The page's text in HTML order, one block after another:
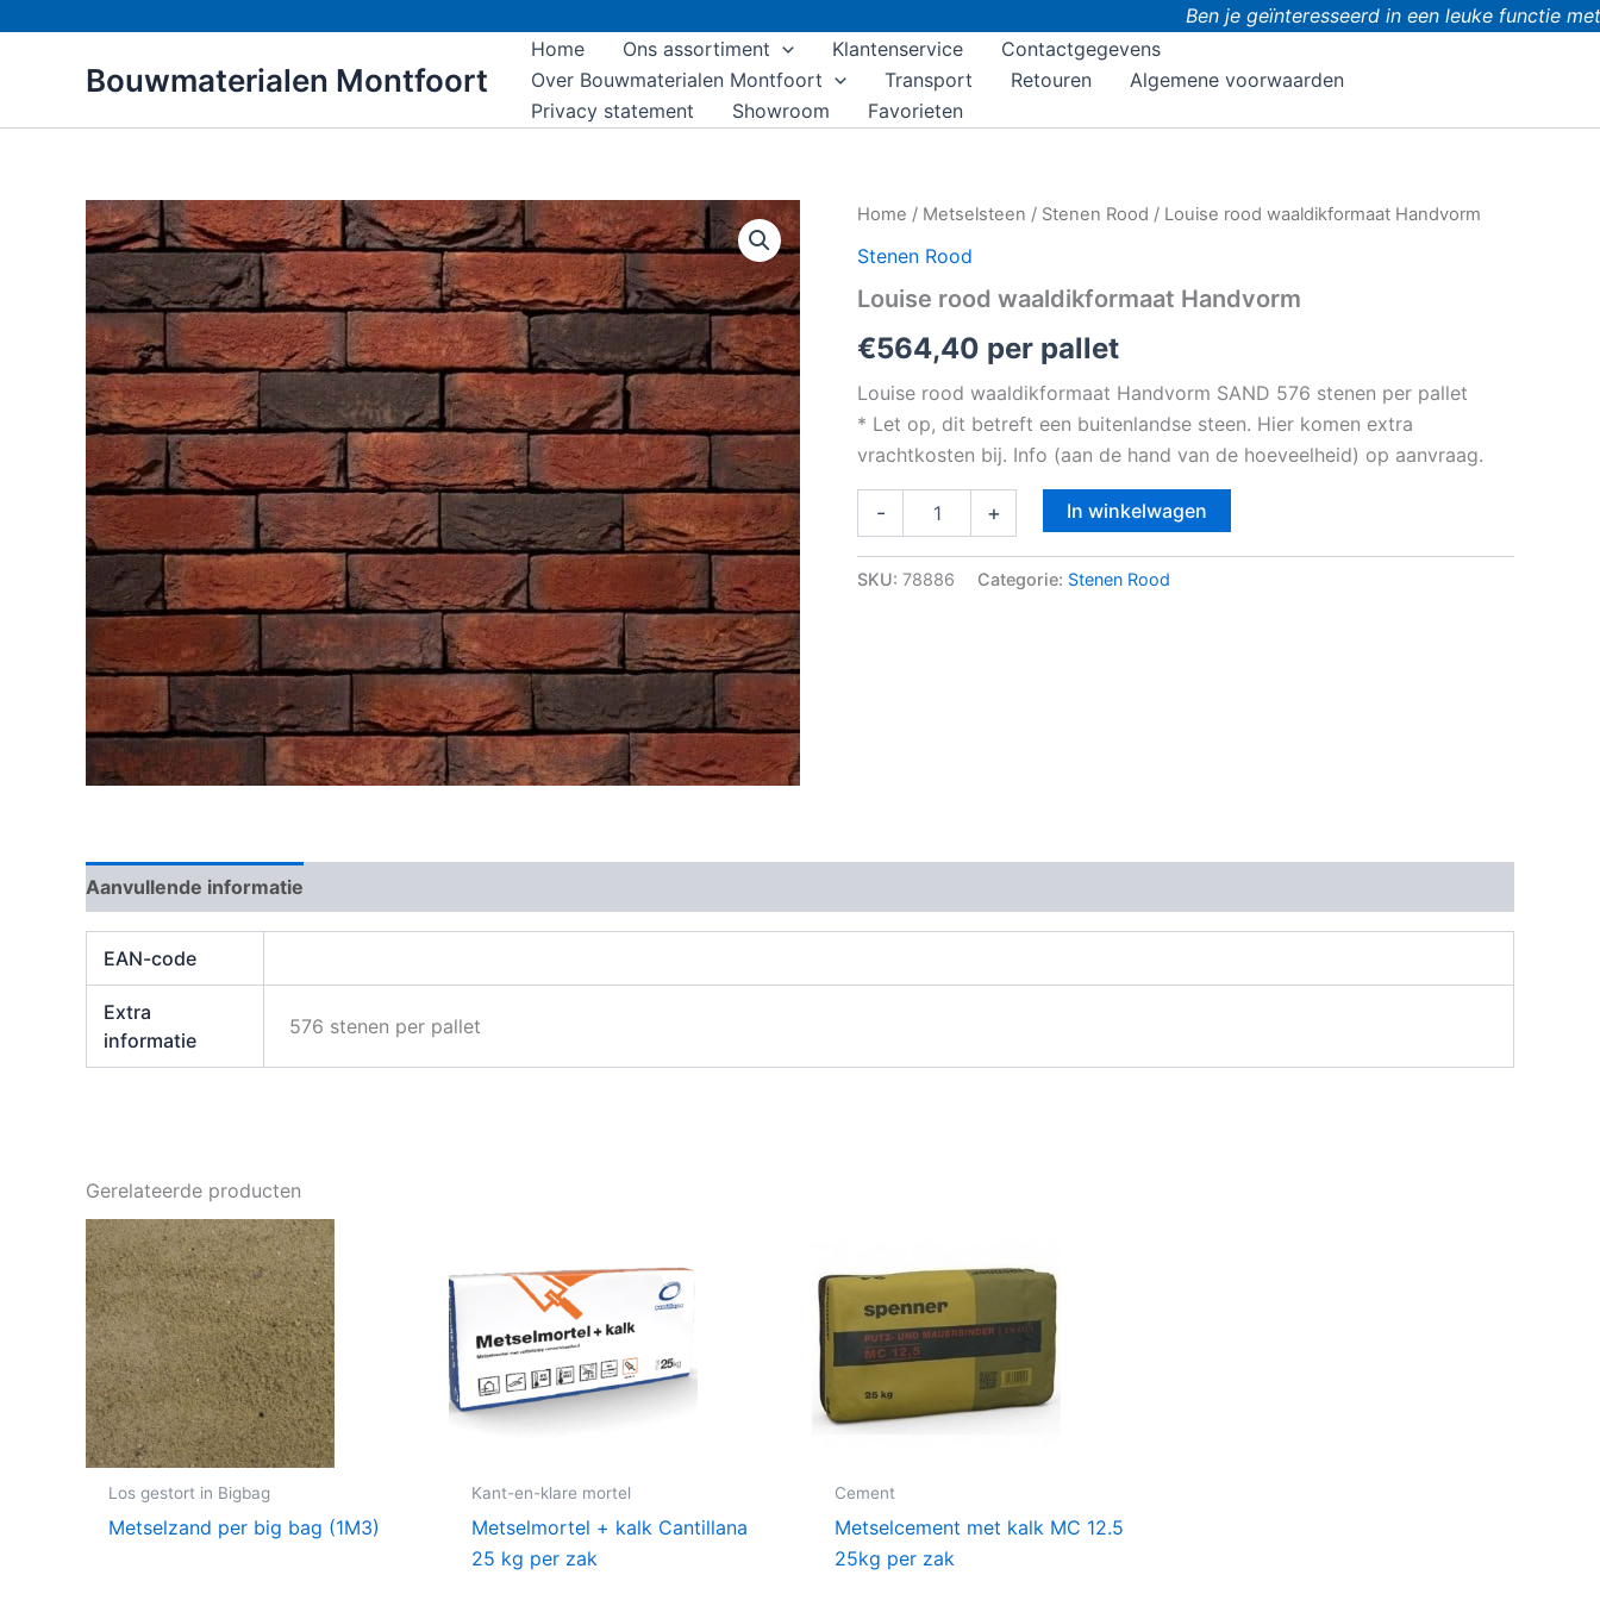
Ben je geïnteresseerd in een leuke functie met
Bouwmaterialen Montfoort
Home Ons assortiment Klantenservice
Contactgegevens
Over Bouwmaterialen Montfoort
Transport Retouren
Algemene voorwaarden
Privacy statement
Showroom Favorieten
Home / Metselsteen / Stenen Rood / Louise rood waaldikformaat Handvorm
Stenen Rood
Louise rood waaldikformaat Handvorm
€564,40 per pallet
Louise rood waaldikformaat Handvorm SAND 576 stenen per pallet
* Let op, dit betreft een buitenlandse steen. Hier komen extra
vrachtkosten bij. Info (aan de hand van de hoeveelheid) op aanvraag.
-
Louise
waaldikformaat
aantal
+ In winkelwagen
SKU: 78886 Categorie: Stenen Rood
Aanvullende informatie
EAN-code
Extra
informatie
576 stenen per pallet
Gerelateerde producten
Los gestort in Bigbag
Metselzand per big bag (1M3)
Kant-en-klare mortel
Metselmortel + kalk Cantillana
25 kg per zak
Cement
Metselcement met kalk MC 12.5
25kg per zak